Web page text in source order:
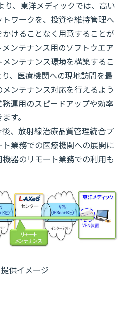
り、東洋メディックでは、高い
ワークを、投資や維持管理へ
けることなく用意することが
ンテナンス用のソフトウエア
ンテナンス環境を構築するこ
、医療機関への現地訪問を最
ンテナンス対応を行えるよう
運用のスピードアップや効率
す。
、放射線治療品質管理統合プ
業務での医療機関への展開に
器のリモート業務での利用も
供イメージ